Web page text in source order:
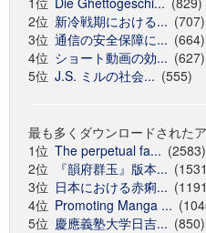
2位 新冷戦期における... (707)
3位 通信の安全保障に... (664)
4位 ショート動画の効... (627)
5位 J.S. ミルの社会... (555)
最も多くダウンロードされた
1位 The perpetual fa... (2583)
2位
『韻府群玉』版本...
3位 日本における赤痢...
4位 Promoting Manga ...
5位 慶應義塾大学日吉... (850)